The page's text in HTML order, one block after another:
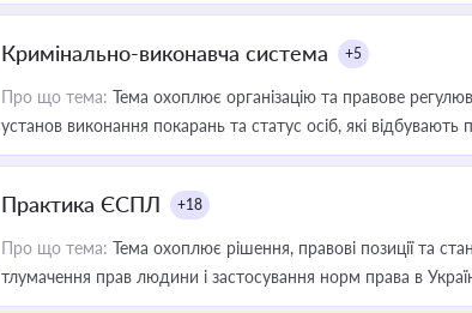
Кримінально-виконавча система +5
Про що тема: Тема охоплює організацію та правове
установ виконання покарань та статус осіб, які відбувають
Практика ЄСПЛ +18
Про що тема: Тема охоплює рішення, правові позиції та
тлумачення прав людини і застосування норм права в